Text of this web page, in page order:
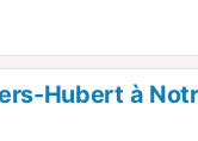
Hubert à